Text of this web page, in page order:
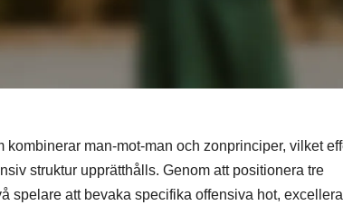
man-mot-man och zonprinciper, vilket
struktur upprätthålls. Genom att positionera tre
spelare att bevaka specifika offensiva hot,